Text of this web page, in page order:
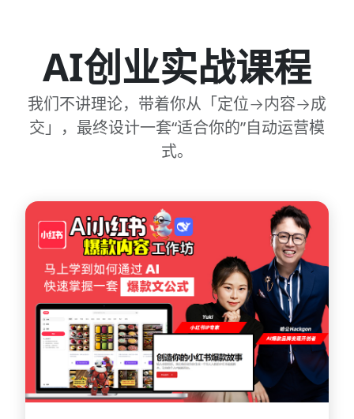
AI创业实战课程
我们不讲理论，带着你从「定位→内容→成
交」，最终设计一套“适合你的”自动运营模
式。